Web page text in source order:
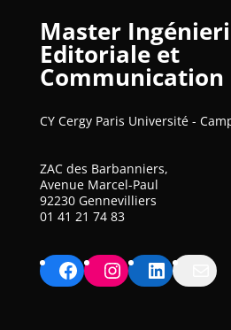
Master
Editoriale et
Communication
CY Cergy Paris Université -
ZAC des Barbanniers,
Avenue Marcel-Paul
92230 Gennevilliers
01 41 21 74 83
Facebook Instagram LinkedIn